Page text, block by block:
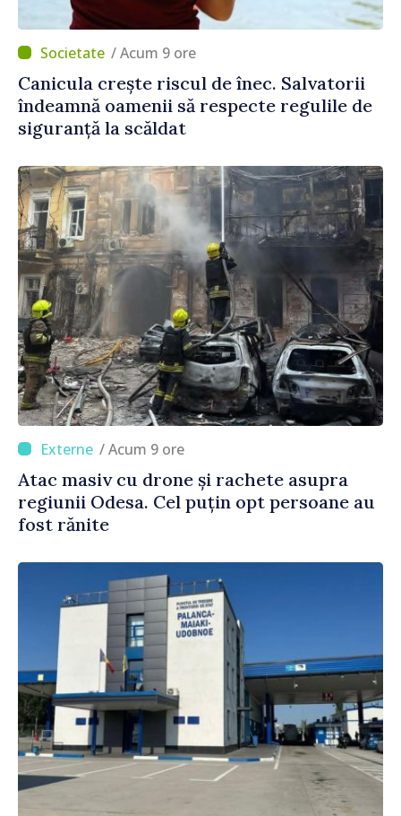
/ Acum 9 ore
Canicula crește riscul de înec. Salvatorii
îndeamnă oamenii să respecte regulile de
siguranță la scăldat
/ Acum 9 ore
Atac masiv cu drone și rachete asupra
regiunii Odesa. Cel puțin opt persoane au
fost rănite